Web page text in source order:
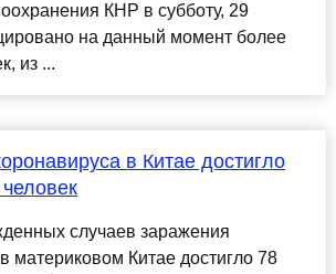
КНР в субботу, 29
на данный момент более
из ...
в Китае достигло
случаев заражения
материковом Китае достигло 78